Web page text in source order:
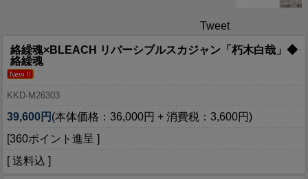
Tweet
絡繰魂×BLEACH リバーシブルスカジャン「朽木白哉」◆
絡繰魂
KKD-M26303
39,600円 (本体価格：36,000円 + 消費税：3,600円)
[360ポイント進呈 ]
[ 送料込 ]